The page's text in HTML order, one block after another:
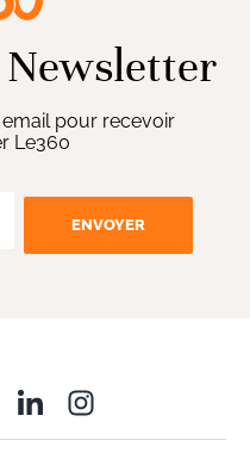
pour recevoir
Le360
ENVOYER